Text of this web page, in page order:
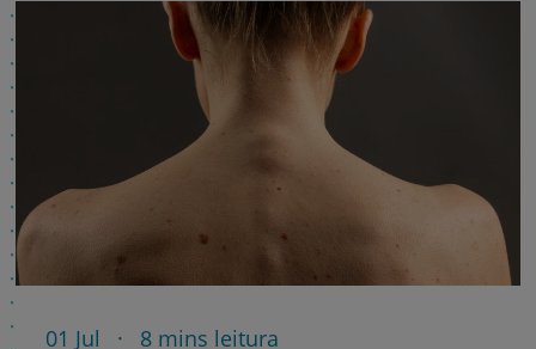
01 Jul 8 mins leitura